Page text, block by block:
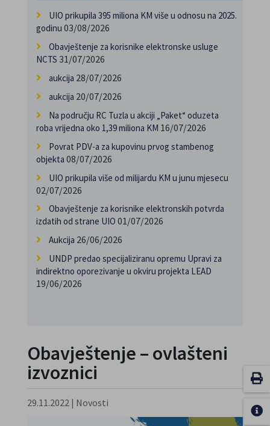
UIO prikupila 395 miliona KM više u odnosu na 2025.
godinu 03/08/2026
Obavještenje za korisnike elektronske usluge
NCTS 31/07/2026
aukcija 28/07/2026
aukcija 20/07/2026
Na području RC Tuzla u akciji „Paket“ oduzeta
roba vrijedna oko 1,39 miliona KM 16/07/2026
Povrat PDV-a za kupovinu prvog stambenog
objekta 08/07/2026
UIO prikupila više od milijardu KM u junu mjesecu
02/07/2026
Obavještenje za korisnike elektronskih potvrda
izdatih od strane UIO 01/07/2026
Aukcija 26/06/2026
UNDP predao specijaliziranu opremu Upravi za
indirektno oporezivanje u okviru projekta LEAD
19/06/2026
Obavještenje – ovlašteni
izvoznici
29.11.2022 | Novosti